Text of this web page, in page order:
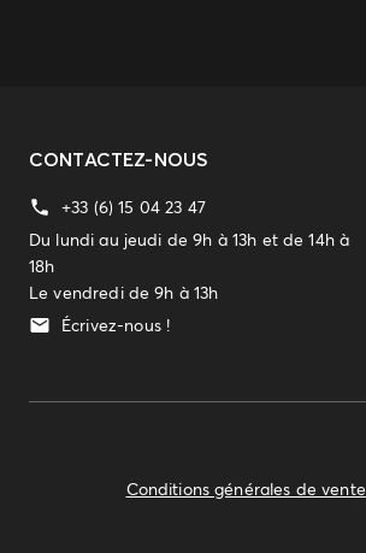
CONTACTEZ-NOUS
+33 (6) 15 04 23 47
Du lundi au jeudi de 9h à 13h et de 14h à
18h
Le vendredi de 9h à 13h
Écrivez-nous !
Conditions générales de vente